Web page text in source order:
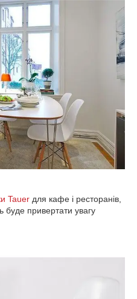
Tauer для кафе і ресторанів,
привертати увагу